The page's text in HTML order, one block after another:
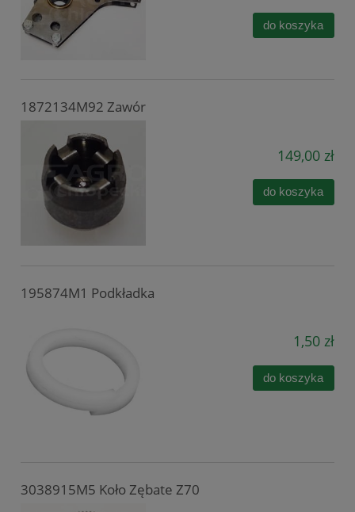
do koszyka
1872134M92 Zawór
149,00 zł
do koszyka
195874M1 Podkładka
1,50 zł
do koszyka
3038915M5 Koło Zębate Z70